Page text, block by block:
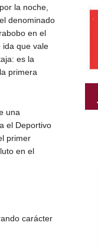
la noche,
denominado
en el
ida que vale
es la
primera
una
el Deportivo
primer
en el
carácter